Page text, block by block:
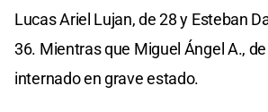
Lucas Ariel Lujan, de 28 y Esteban
36. Mientras que Miguel Ángel A.,
internado en grave estado.